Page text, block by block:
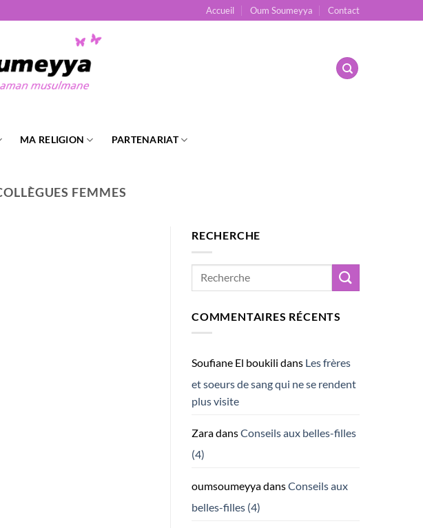
Accueil Oum Soumeyya Contact
MA RELIGION PARTENARIAT
FEMMES
RECHERCHE
COMMENTAIRES RÉCENTS
Soufiane El boukili dans Les frères
et soeurs de sang qui ne se rendent
plus visite
ZaradansConseils aux belles-filles
(4)
oumsoumeyyadansConseils aux
belles-filles (4)